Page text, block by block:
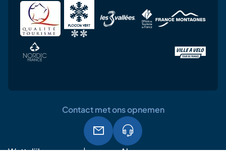
Contact met ons opnemen